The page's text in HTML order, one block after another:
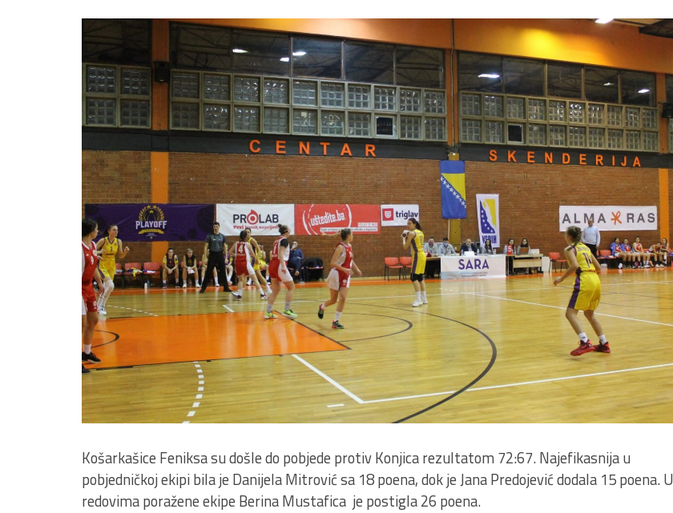
Košarkašice Feniksa su došle do pobjede protiv Konjica rezultatom 72:67. Najefikasnija u
pobjedničkoj ekipi bila je Danijela Mitrović sa 18 poena, dok je Jana Predojević dodala 15 poena. U
redovima poražene ekipe Berina Mustafica je postigla 26 poena.